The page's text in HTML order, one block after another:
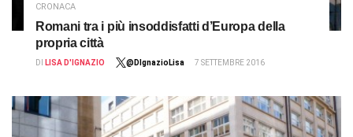
CRONACA
Romani tra i più insoddisfatti d’Europa della
propria città
DI LISA D'IGNAZIO @DIgnazioLisa 7 SETTEMBRE 2016